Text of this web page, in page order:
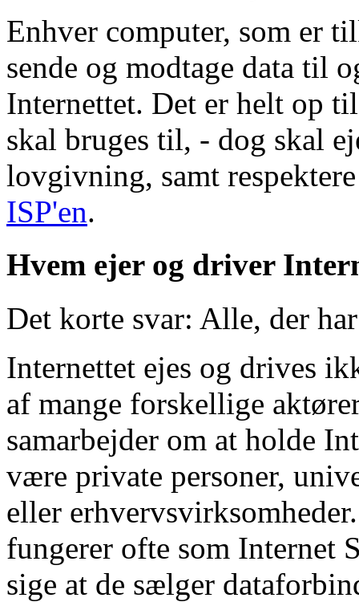
Enhver computer, som er
sende og modtage data til
Internettet. Det er helt op
skal bruges til, - dog skal
lovgivning, samt
ISP'en.
Hvem ejer og driver
Det korte svar: Alle, der
Internettet ejes og drives
af mange forskellige
samarbejder om at holde
være private personer,
eller
fungerer ofte som Internet
sige at de sælger